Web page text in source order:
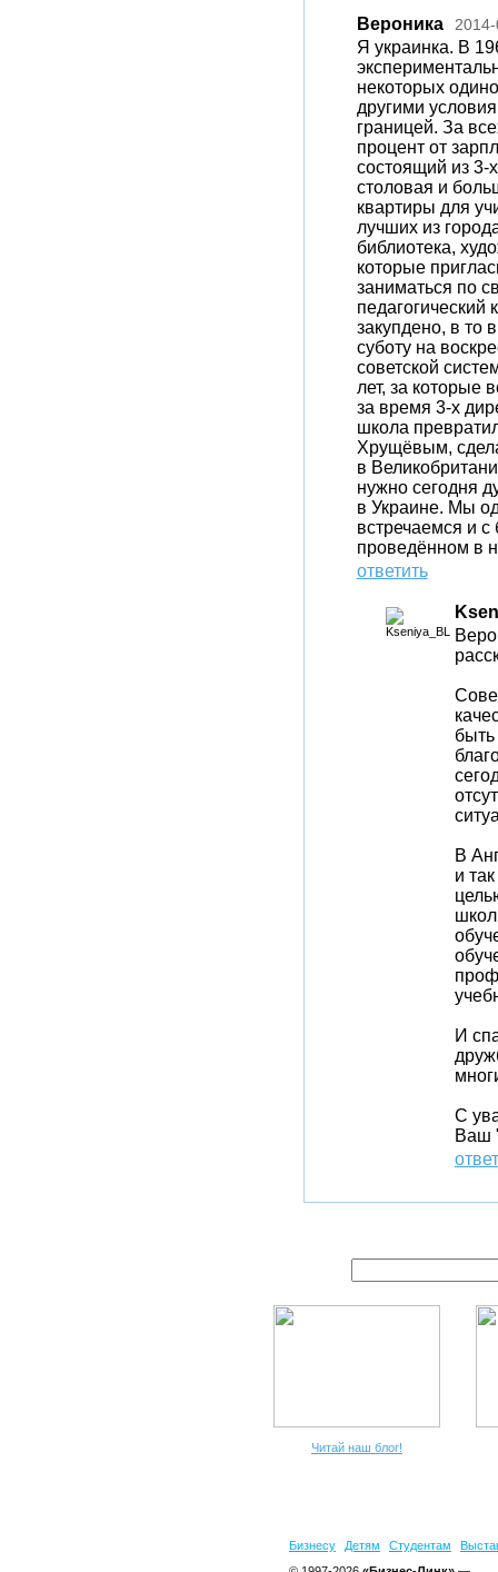
Вероника
Я украинка. В
некоторых
другими
границей. За
процент от
состоящий из 3-
столовая и
квартиры для
лучших из
библиотека,
которые
заниматься по
закупдено, в то
суботу на
советской
лет, за которые
за время 3-х
школа
Хрущёвым,
в
нужно сегодня
в Украине. Мы
встречаемся и
проведённом в
ответить
быть
В
и
И
С
Ваш
Читай наш блог!
Бизнесу Детям Студентам